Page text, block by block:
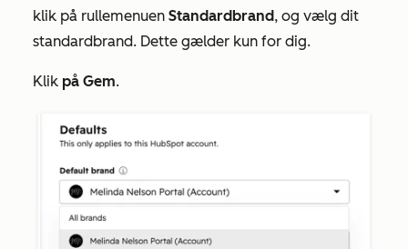
klik på rullemenuen Standardbrand, og vælg dit
standardbrand. Dette gælder kun for dig.
Klik på Gem.